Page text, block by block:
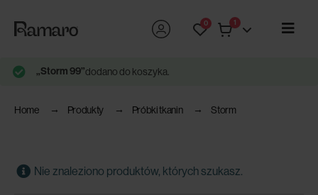
0 1
„Storm 99”dodano do koszyka.
Home Produkty Próbki tkanin Storm
Nie znaleziono produktów, których szukasz.